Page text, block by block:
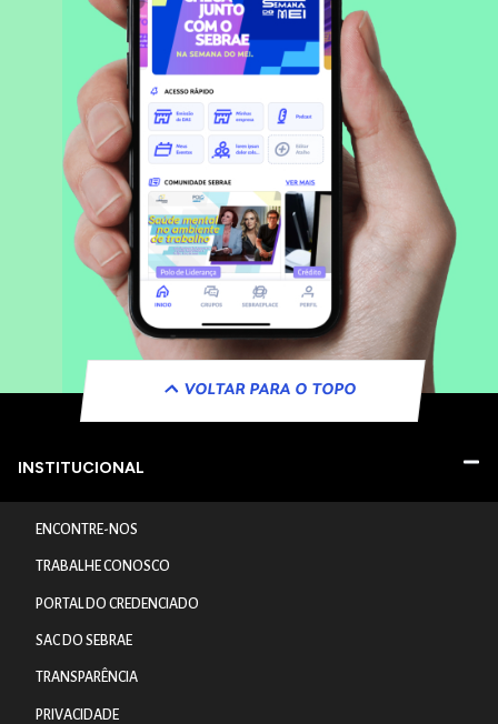
VOLTAR PARA O TOPO
INSTITUCIONAL
ENCONTRE-NOS
TRABALHE CONOSCO
PORTAL DO CREDENCIADO
SAC DO SEBRAE
TRANSPARÊNCIA
PRIVACIDADE